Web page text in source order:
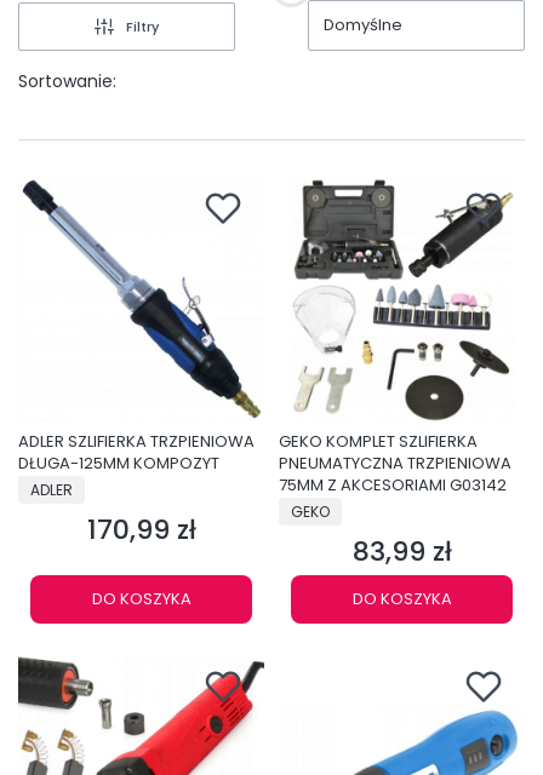
Filtry
Sortowanie:
Domyślne
ADLER SZLIFIERKA TRZPIENIOWA
DŁUGA-125MM KOMPOZYT
PRODUCENT
ADLER
Cena
170,99 zł
DO KOSZYKA
GEKO KOMPLET SZLIFIERKA
PNEUMATYCZNA TRZPIENIOWA
75MM Z AKCESORIAMI G03142
PRODUCENT
GEKO
Cena
83,99 zł
DO KOSZYKA